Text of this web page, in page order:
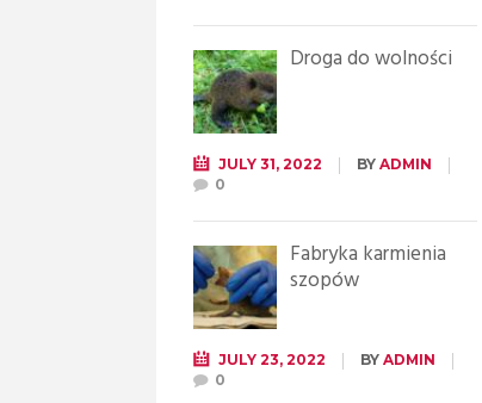
Droga do wolności
JULY 31, 2022 BY ADMIN
0
Fabryka karmienia
szopów
JULY 23, 2022 BY ADMIN
0